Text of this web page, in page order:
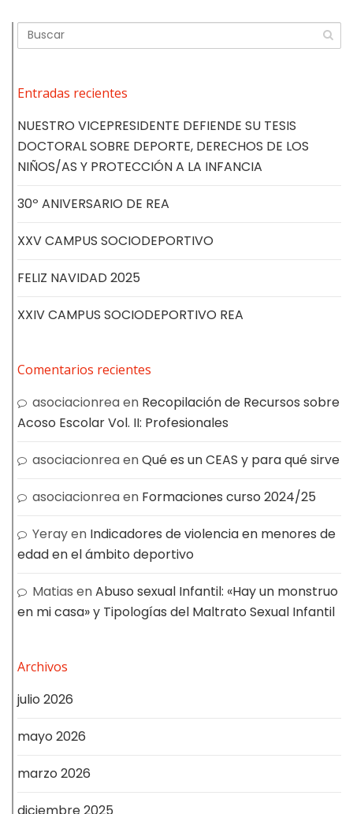
Entradas recientes
NUESTRO VICEPRESIDENTE DEFIENDE SU TESIS
DOCTORAL SOBRE DEPORTE, DERECHOS DE LOS
NIÑOS/AS Y PROTECCIÓN A LA INFANCIA
30º ANIVERSARIO DE REA
XXV CAMPUS SOCIODEPORTIVO
FELIZ NAVIDAD 2025
XXIV CAMPUS SOCIODEPORTIVO REA
Comentarios recientes
asociacionreaen Recopilación de Recursos sobre
Acoso Escolar Vol. II: Profesionales
asociacionreaenQué es un CEAS y para qué sirve
asociacionreaen Formaciones curso 2024/25
Yerayen Indicadores de violencia en menores de
edad en el ámbito deportivo
Matias enAbuso sexual Infantil: «Hay un monstruo
en mi casa» y Tipologías del Maltrato Sexual Infantil
Archivos
julio 2026
mayo 2026
marzo 2026
diciembre 2025